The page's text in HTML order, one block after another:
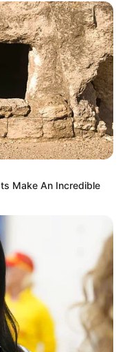
Barat,Indonesia
,Presenter
Edit
dan pembawa acara
& Rock n’ Roll
Make An Incredible